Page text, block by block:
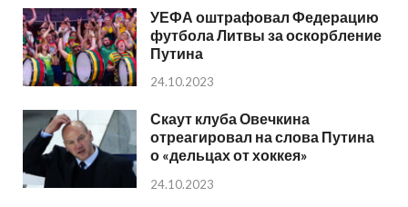
УЕФА оштрафовал Федерацию
футбола Литвы за оскорбление
Путина
24.10.2023
Скаут клуба Овечкина
отреагировал на слова Путина
о «дельцах от хоккея»
24.10.2023